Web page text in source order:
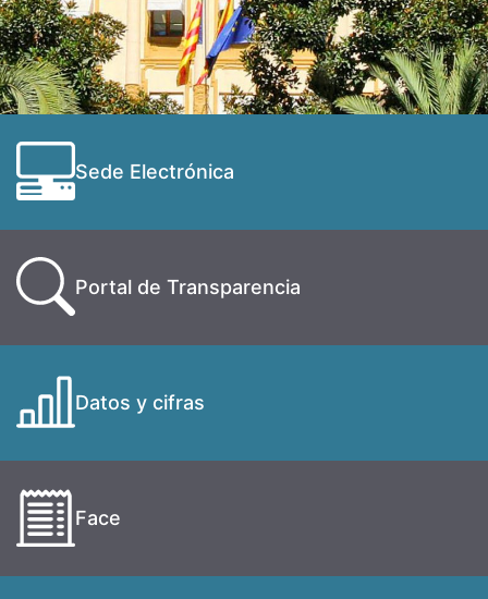
Sede Electrónica
Portal de Transparencia
Datos y cifras
Face